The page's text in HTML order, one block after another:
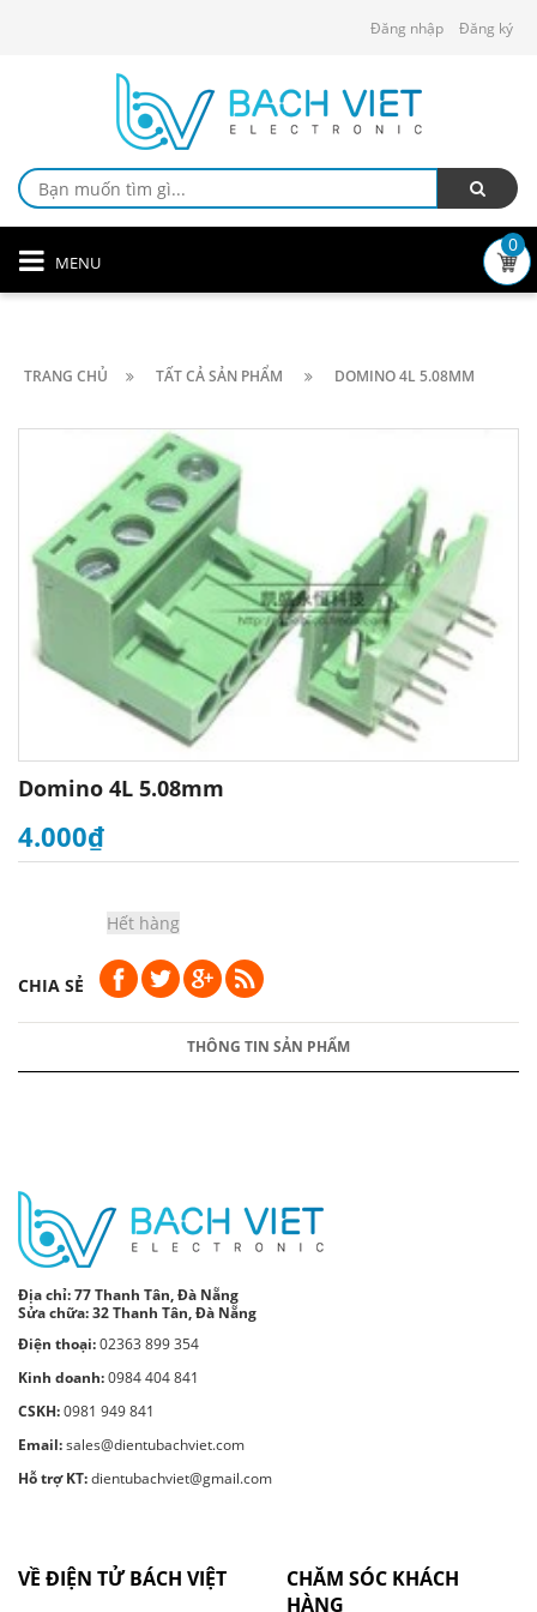
Đăng nhập Đăng ký
MENU
0
TRANG CHỦ TẤT CẢ SẢN PHẨM DOMINO 4L 5.08MM
Domino 4L 5.08mm
4.000₫
Hết hàng
CHIA SẺ
THÔNG TIN SẢN PHẨM
Địa chỉ:77 Thanh Tân, Đà Nẵng
Sửa chữa: 32 Thanh Tân, Đà Nẵng
Điện thoại:02363 899 354
Kinh doanh:0984 404 841
CSKH:0981 949 841
Email:sales@dientubachviet.com
Hỗ trợ KT:dientubachviet@gmail.com
VỀ ĐIỆN TỬ BÁCH VIỆT
CHĂM SÓC KHÁCH
HÀNG